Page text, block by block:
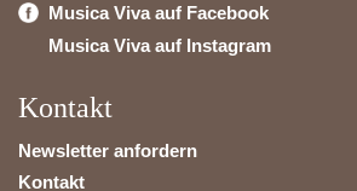
Musica Viva auf Facebook
Musica Viva auf Instagram
Kontakt
Newsletter anfordern
Kontakt